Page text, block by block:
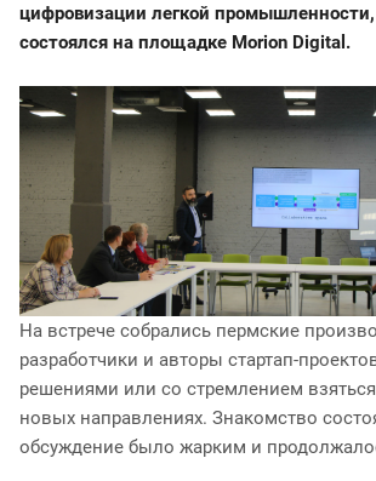
цифровизации легкой
состоялся на площадке Morion Digital.
На встрече собрались пермские
разработчики и авторы стартап-
решениями или со стремлением взяться
новых направлениях. Знакомство
обсуждение было жарким и